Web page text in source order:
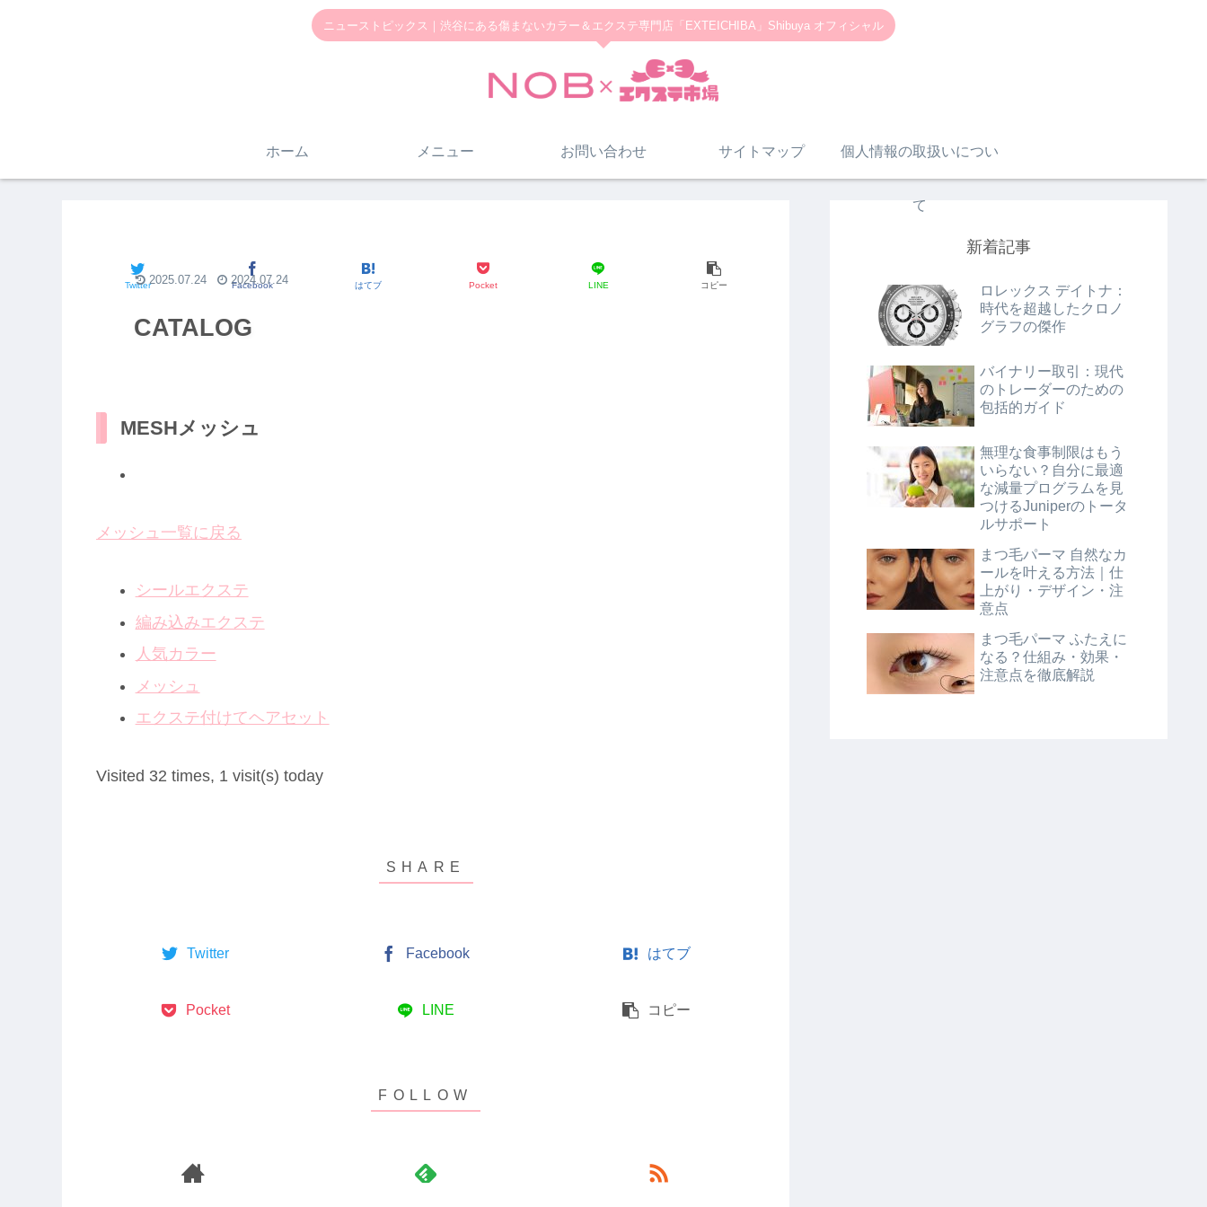
ニューストピックス｜渋谷にある傷まないカラー＆エクステ専門店「EXTEICHIBA」Shibuya オフィシャル
ホーム メニュー お問い合わせ サイトマップ 個人情報の取扱いについ
て
CATALOG
Twitter Facebook はてブ Pocket LINE コピー
2025.07.24 2024.07.24
MESHメッシュ
メッシュ一覧に戻る
シールエクステ
編み込みエクステ
人気カラー
メッシュ
エクステ付けてヘアセット
Visited 32 times, 1 visit(s) today
Twitter Facebook はてブ
Pocket LINE コピー
新着記事
ロレックス デイトナ：
時代を超越したクロノ
グラフの傑作
バイナリー取引：現代
のトレーダーのための
包括的ガイド
無理な食事制限はもう
いらない？自分に最適
な減量プログラムを見
つけるJuniperのトータ
ルサポート
まつ毛パーマ 自然なカ
ールを叶える方法｜仕
上がり・デザイン・注
意点
まつ毛パーマ ふたえに
なる？仕組み・効果・
注意点を徹底解説